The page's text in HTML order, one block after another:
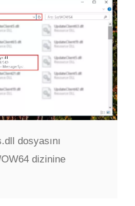
dosyasını
dizinine